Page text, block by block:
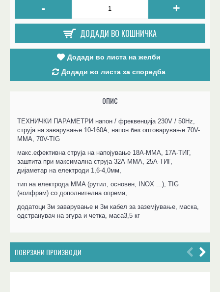
- +
ДОДАДИ ВО КОШНИЧКА
Додади во листа на желби
Додади во листа за споредба
ОПИС
ТЕХНИЧКИ ПАРАМЕТРИ напон / фреквенција 230V / 50Hz,
струја на заварување 10-160А, напон без оптоварување 70V-
MMA, 70V-TIG
макс.ефективна струја на напојување 18А-ММА, 17А-ТИГ,
заштита при максимална струја 32А-ММА, 25А-ТИГ,
дијаметар на електроди 1,6-4,0мм,
тип на електрода MMA (рутил, основен, INOX ...), TIG
(волфрам) со дополнителна опрема,
додатоци 3м заварување и 3м кабел за заземјување, маска,
одстранувач на згура и четка, маса3,5 кг
ПОВРЗАНИ ПРОИЗВОДИ